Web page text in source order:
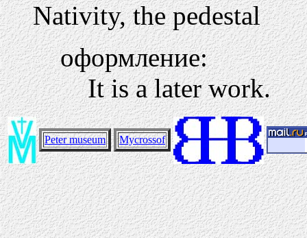
Nativity, the pedestal
оформление:
It is a later work.
Peter museum Mycrossof